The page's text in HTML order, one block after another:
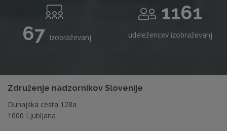
67 izobraževanj
1161
udeležencev izobraževanj
Združenje nadzornikov Slovenije
Dunajska cesta 128a
1000 Ljubljana